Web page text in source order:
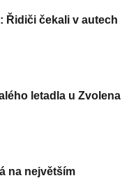
Řidiči čekali v autech
letadla u Zvolena
na největším